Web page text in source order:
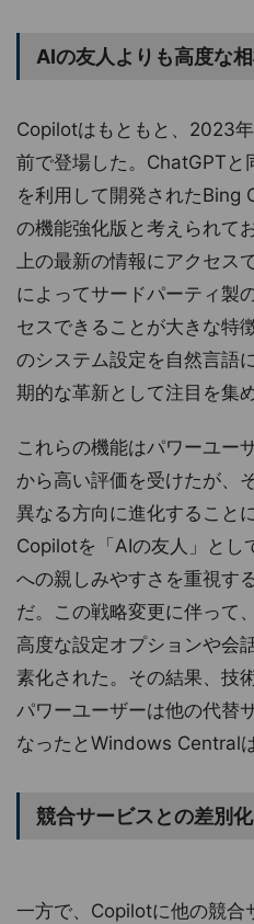
AIの友人よりも高度な
Copilotはもともと、2023
前で登場した。ChatGPTと
を利用して開発されたBing
の機能強化版と考えられて
上の最新の情報にアクセス
によってサードパーティ製
セスできることが大きな特
のシステム設定を自然言語
期的な革新として注目を集め
これらの機能はパワーユー
から高い評価を受けたが、
異なる方向に進化すること
Copilotを「AIの友人」とし
への親しみやすさを重視す
だ。この戦略変更に伴って
高度な設定オプションや会
素化された。その結果、技
パワーユーザーは他の代替
なったとWindows Central
競合サービスとの差別
一方で、Copilotに他の競合